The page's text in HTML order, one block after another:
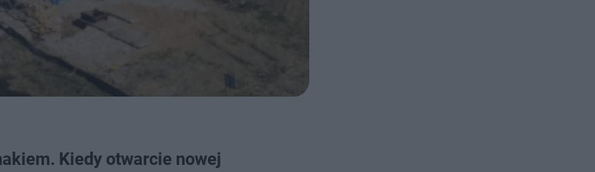
Kiedy otwarcie nowej